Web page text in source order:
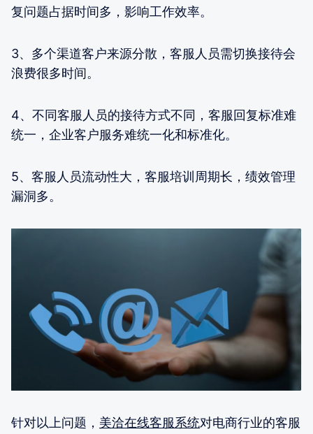
复问题占据时间多，影响工作效率。
3、多个渠道客户来源分散，客服人员需切换接待会
浪费很多时间。
4、不同客服人员的接待方式不同，客服回复标准难
统一，企业客户服务难统一化和标准化。
5、客服人员流动性大，客服培训周期长，绩效管理
漏洞多。
针对以上问题， 美洽在线客服系统对电商行业的客服